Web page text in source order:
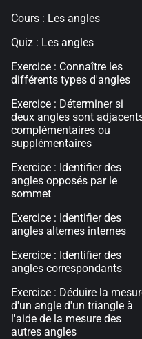
Cours : Les angles
Quiz : Les angles
Exercice : Connaître les
différents types d'angles
Exercice : Déterminer si
deux angles sont
complémentaires ou
supplémentaires
Exercice : Identifier des
angles opposés par le
sommet
Exercice : Identifier des
angles alternes internes
Exercice : Identifier des
angles correspondants
Exercice : Déduire la
d'un angle d'un triangle à
l'aide de la mesure des
autres angles